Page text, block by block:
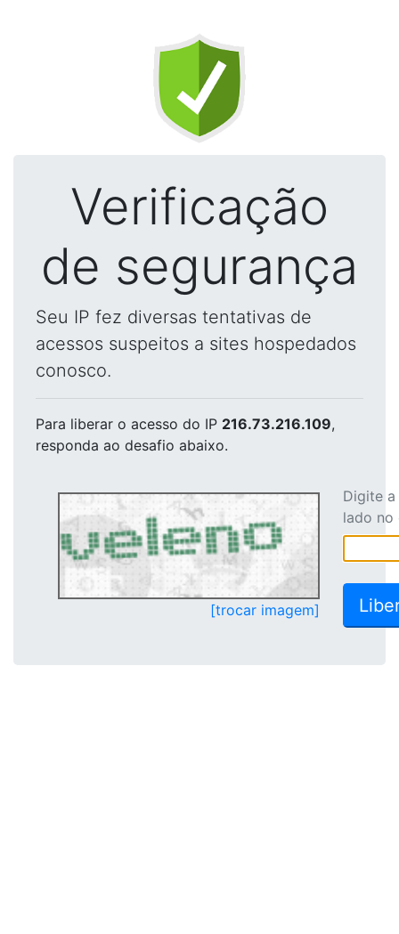
Verificação
de segurança
Seu IP fez diversas tentativas de
acessos suspeitos a sites hospedados
conosco.
Para liberar o acesso do IP 216.73.216.109,
responda ao desafio abaixo.
[trocar imagem]
Digite
lado no